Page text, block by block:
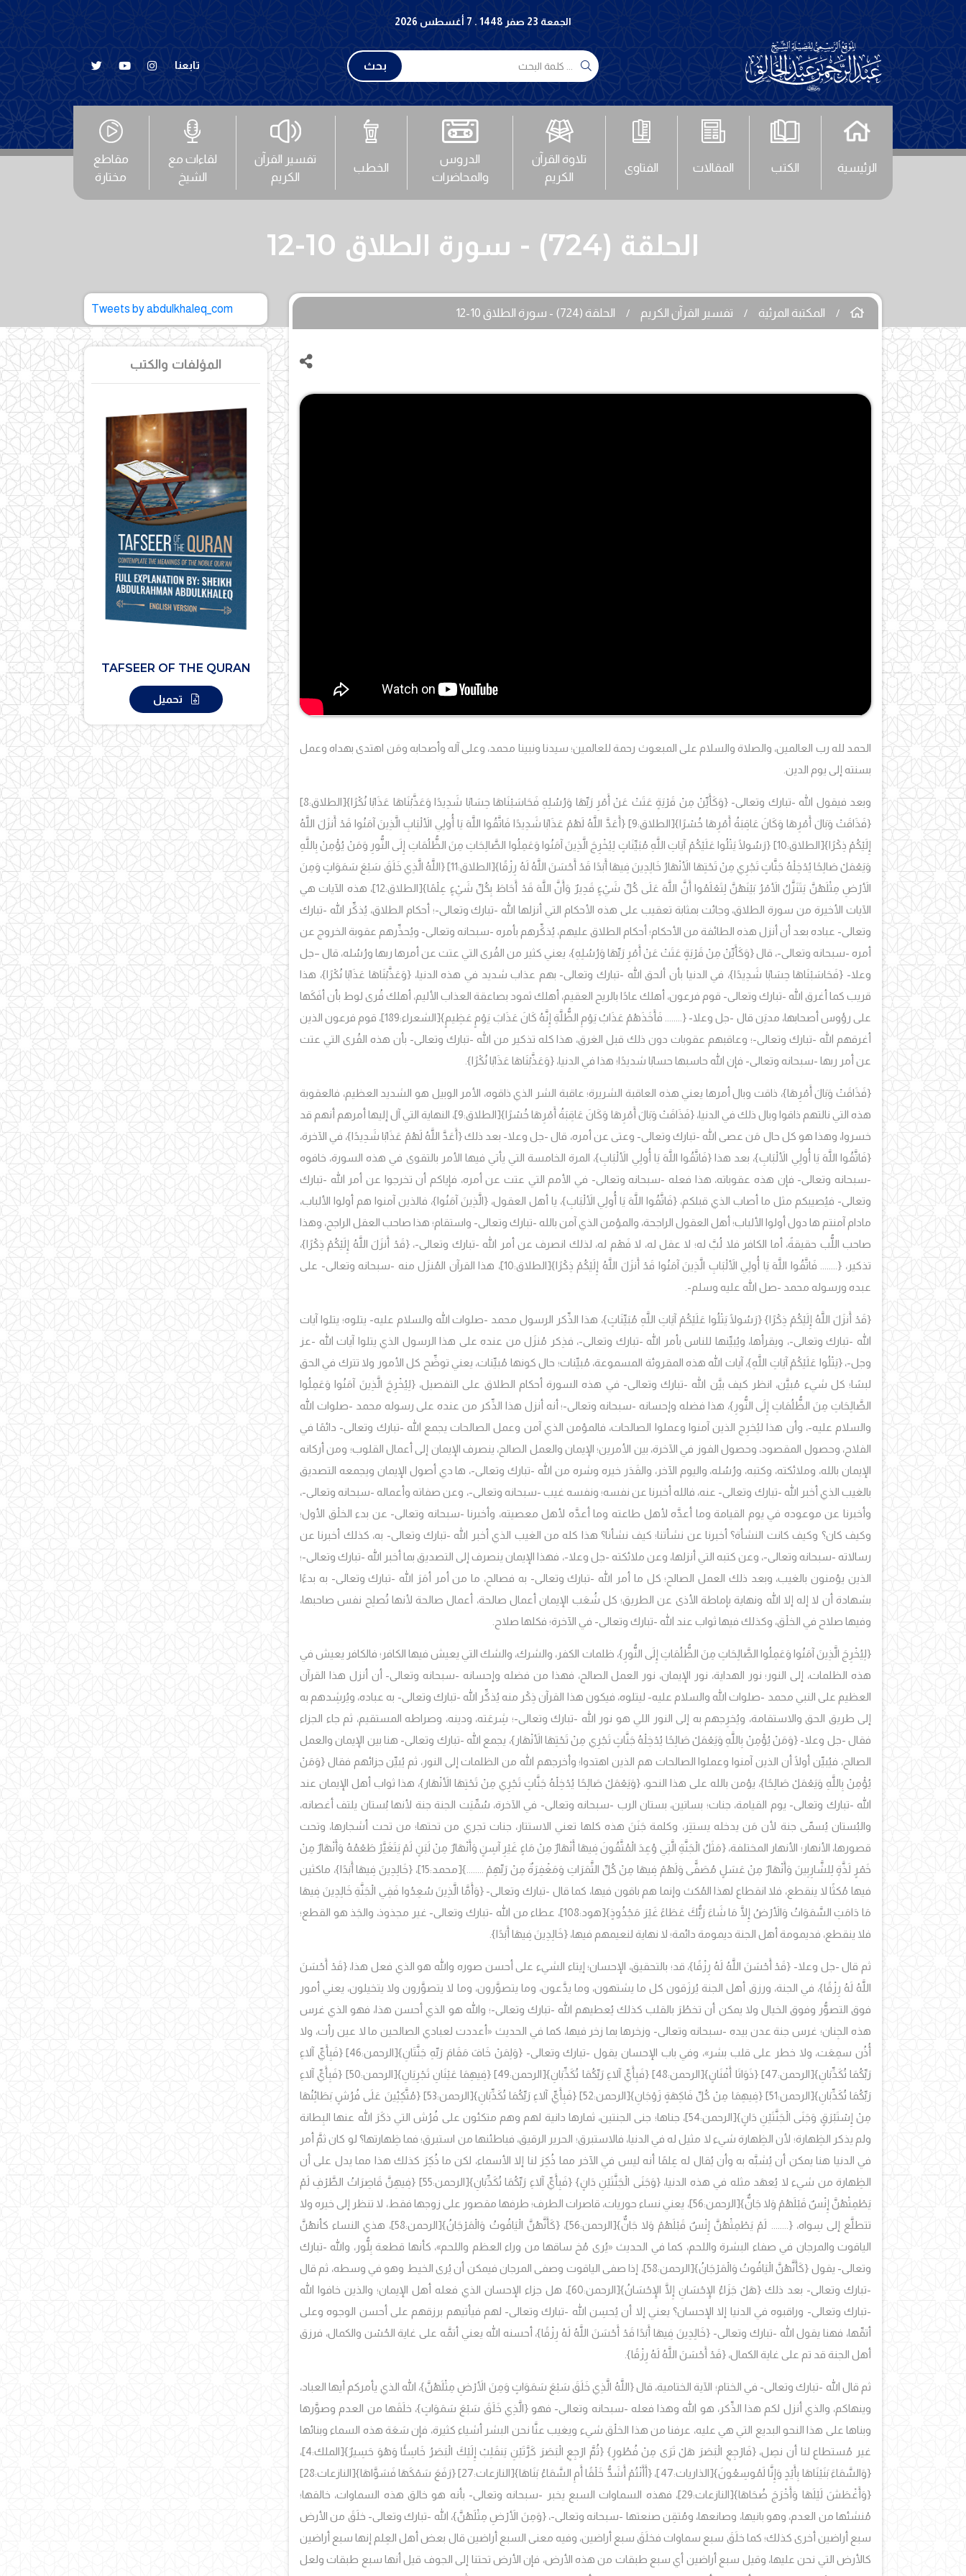
الجمعة 23 صفر 1448 . 7 أغسطس 2026
بحث تابعنا
الرئيسية الكتب المقالات الفتاوى
تلاوة القرآن
الكريم
الدروس
والمحاضرات
الخطب
تفسير القرآن
الكريم
لقاءات مع
الشيخ
مقاطع
مختارة
الحلقة (724) - سورة الطلاق 10-12
المكتبة المرئية تفسير القرآن الكريم الحلقة (724) - سورة الطلاق 10-12
الحمد لله رب العالمين، والصلاة والسلام على المبعوث رحمة للعالمين؛ سيدنا ونبينا محمد، وعلى آله وأصحابه ومَن اهتدى بهداه وعمل
بسنته إلى يوم الدين.
وبعد فيقول الله -تبارك وتعالى- {وَكَأَيِّنْ مِنْ قَرْيَةٍ عَتَتْ عَنْ أَمْرِ رَبِّهَا وَرُسُلِهِ فَحَاسَبْنَاهَا حِسَابًا شَدِيدًا وَعَذَّبْنَاهَا عَذَابًا نُكْرًا}[الطلاق:8]
{فَذَاقَتْ وَبَالَ أَمْرِهَا وَكَانَ عَاقِبَةُ أَمْرِهَا خُسْرًا}[الطلاق:9]
{أَعَدَّ اللَّهُ لَهُمْ عَذَابًا شَدِيدًا فَاتَّقُوا اللَّهَ يَا أُولِي الأَلْبَابِ الَّذِينَ آمَنُوا قَدْ أَنزَلَ اللَّهُ
إِلَيْكُمْ ذِكْرًا}[الطلاق:10]
{رَسُولًا يَتْلُوا عَلَيْكُمْ آيَاتِ اللَّهِ مُبَيِّنَاتٍ لِيُخْرِجَ الَّذِينَ آمَنُوا وَعَمِلُوا الصَّالِحَاتِ مِنَ الظُّلُمَاتِ إِلَى النُّورِ وَمَنْ يُؤْمِنْ بِاللَّهِ
وَيَعْمَلْ صَالِحًا يُدْخِلْهُ جَنَّاتٍ تَجْرِي مِنْ تَحْتِهَا الأَنْهَارُ خَالِدِينَ فِيهَا أَبَدًا قَدْ أَحْسَنَ اللَّهُ لَهُ رِزْقًا}[الطلاق:11]
{اللَّهُ الَّذِي خَلَقَ سَبْعَ سَمَوَاتٍ وَمِنَ
الأَرْضِ مِثْلَهُنَّ يَتَنَزَّلُ الأَمْرُ بَيْنَهُنَّ لِتَعْلَمُوا أَنَّ اللَّهَ عَلَى كُلِّ شَيْءٍ قَدِيرٌ وَأَنَّ اللَّهَ قَدْ أَحَاطَ بِكُلِّ شَيْءٍ عِلْمًا}
[الطلاق:12]، هذه الآيات هي
الآيات الأخيرة من سورة الطلاق، وجائت بمثابة تعقيب على هذه الأحكام التي أنزلها الله -تبارك وتعالى-؛ أحكام الطلاق، يُذكِّر الله -تبارك
وتعالى- عباده بعد أن أنزل هذه الطائفة من الأحكام؛ أحكام الطلاق عليهم، يُذكِّرهم بأمره -سبحانه وتعالى- ويُحذِّرهم عقوبة الخروج عن
أمره -سبحانه وتعالى-، قال{وَكَأَيِّنْ مِنْ قَرْيَةٍ عَتَتْ عَنْ أَمْرِ رَبِّهَا وَرُسُلِهِ}، يعني كثير من القُرى التي عتت عن أمرها ربها ورُسُله، قال –جل
وعلا- {فَحَاسَبْنَاهَا حِسَابًا شَدِيدًا}، في الدنيا بأن ألحق الله -تبارك وتعالى- بهم عذاب شديد في هذه الدنيا، {وَعَذَّبْنَاهَا عَذَابًا نُكْرًا}، هذا
قريب كما أغرق الله -تبارك وتعالى- قوم فرعون، أهلك عادًا بالريح العقيم، أهلك ثمود بصاعقة العذاب الأليم، أهلك قُرى لوط بأن أفَكَها
على رؤوس أصحابها، مديَن قال -جل وعلا- {........ فَأَخَذَهُمْ عَذَابُ يَوْمِ الظُّلَّةِ إِنَّهُ كَانَ عَذَابَ يَوْمٍ عَظِيمٍ}
[الشعراء:189]، قوم فرعون الذين
أغرقهم الله -تبارك وتعالى-؛ وعاقبهم عقوبات دون ذلك قبل الغرق، هذا كله تذكير من الله -تبارك وتعالى- بأن هذه القُرى التي عتت
عن أمر ربها -سبحانه وتعالى- فإن الله حاسبها حسابًا شديدًا؛ هذا في الدنيا، {وَعَذَّبْنَاهَا عَذَابًا نُكْرًا}.
{فَذَاقَتْ وَبَالَ أَمْرِهَا}، ذاقت وبال أمرها يعني هذه العاقبة الشريرة؛ عاقبة الشر الذي ذاقوه، الأمر الوبيل هو الشديد العظيم، فالعقوبة
هذه التي نالتهم ذاقوا وبال ذلك في الدنيا، {فَذَاقَتْ وَبَالَ أَمْرِهَا وَكَانَ عَاقِبَةُ أَمْرِهَا خُسْرًا}
[الطلاق:9]، النهاية التي آل إليها أمرهم أنهم قد
خسروا، وهذا هو كل حال مَن عصى الله -تبارك وتعالى- وعتى عن أمره، قال -جل وعلا- بعد ذلك{أَعَدَّ اللَّهُ لَهُمْ عَذَابًا شَدِيدًا}، في الآخرة،
{فَاتَّقُوا اللَّهَ يَا أُولِي الأَلْبَابِ}، بعد هذا {فَاتَّقُوا اللَّهَ يَا أُولِي الأَلْبَابِ}، المرة الخامسة التي يأتي فيها الأمر بالتقوى في هذه السورة، خافوه
-سبحانه وتعالى- فإن هذه عقوباته، هذا فعله -سبحانه وتعالى- في الأمم التي عتت عن أمره، فإياكم أن تخرجوا عن أمر الله -تبارك
وتعالى- فيُصيبكم مثل ما أصاب الذي قبلكم، {فَاتَّقُوا اللَّهَ يَا أُولِي الأَلْبَابِ}، يا أهل العقول، {الَّذِينَ آمَنُوا}، فالذين آمنوا هم أولوا الألباب،
مادام آمنتم ها دول أولوا الألباب؛ أهل العقول الراجحة، والمؤمن الذي آمن بالله -تبارك وتعالى- واستقام؛ هذا صاحب العقل الراجح، وهذا
صاحب اللُّب حقيقةً، أما الكافر فلا لُبَّ له؛ لا عقل له، لا فَهْم له، لذلك انصرف عن أمر الله -تبارك وتعالى-، {قَدْ أَنزَلَ اللَّهُ إِلَيْكُمْ ذِكْرًا}،
تذكير، {........ فَاتَّقُوا اللَّهَ يَا أُولِي الأَلْبَابِ الَّذِينَ آمَنُوا قَدْ أَنزَلَ اللَّهُ إِلَيْكُمْ ذِكْرًا}
[الطلاق:10]، هذا القرآن المُنزَل منه -سبحانه وتعالى- على
عبده ورسوله محمد -صل الله عليه وسلم-.
{قَدْ أَنزَلَ اللَّهُ إِلَيْكُمْ ذِكْرًا} {رَسُولًا يَتْلُوا عَلَيْكُمْ آيَاتِ اللَّهِ مُبَيِّنَاتٍ}، هذا الذِّكر الرسول محمد -صلوات الله والسلام عليه- يتلوه؛ يتلوا آيات
الله -تبارك وتعالى-، ويقرأها، ويُبيِّنها للناس بأمر الله -تبارك وتعالى-، فذِكر مُنزَل من عنده على هذا الرسول الذي يتلوا آيات الله -عز
وجل-، {يَتْلُوا عَلَيْكُمْ آيَاتِ اللَّهِ}، آيات الله هذه المقروئة المسموعة، مُبيِّنات؛ حال كونها مُبيِّنات، يعني توضِّح كل الأمور ولا تترك في الحق
لبسًا؛ كل شيء مُبيَّن، انظر كيف بيَّن الله -تبارك وتعالى- في هذه السورة أحكام الطلاق على التفصيل، {لِيُخْرِجَ الَّذِينَ آمَنُوا وَعَمِلُوا
الصَّالِحَاتِ مِنَ الظُّلُمَاتِ إِلَى النُّورِ}، هذا فضله وإحسانه -سبحانه وتعالى-؛ أنه أنزل هذا الذِّكر من عنده على رسوله محمد -صلوات الله
والسلام عليه-، وأن هذا ليُخرِج الذين آمنوا وعملوا الصالحات، فالمؤمن الذي آمن وعمل الصالحات يجمع الله -تبارك وتعالى- دائمًا في
الفلاح، وحصول المقصود، وحصول الفوز في الآخرة، بين الأمرين؛ الإيمان والعمل الصالح، ينصرف الإيمان إلى أعمال القلوب؛ ومن أركانه
الإيمان بالله، وملائكته، وكتبه، ورُسُله، واليوم الآخر، والقَدَر خيره وشره من الله -تبارك وتعالى-، ها دي أصول الإيمان ويجمعه التصديق
بالغيب الذي أخبر الله -تبارك وتعالى- عنه، فالله أخبرنا عن نفسه؛ ونفسه غيب -سبحانه وتعالى-، وعن صفاته وأعماله -سبحانه وتعالى-،
وأخبرنا عن موعوده في يوم القيامة وما أعدَّه لأهل طاعته وما أعدَّه لأهل معصيته، وأخبرنا -سبحانه وتعالى- عن بدء الخلْق الأول؛
وكيف كان؟ وكيف كانت النشأة؟ أخبرنا عن نشأتنا؛ كيف نشأنا؟ هذا كله من الغيب الذي أخبر الله -تبارك وتعالى- به، كذلك أخبرنا عن
رسالاته -سبحانه وتعالى-، وعن كتبه التي أنزلها، وعن ملائكته -جل وعلا-، فهذا الإيمان ينصرف إلى التصديق بما أخبر الله -تبارك وتعالى-؛
الذين يؤمنون بالغيب، وبعد ذلك العمل الصالح؛ كل ما أمر الله -تبارك وتعالى- به فصالح، ما من أمر أمَرَ الله -تبارك وتعالى- به بدءًا
بشهادة أن لا إله إلا الله ونهاية بإماطة الأذى عن الطريق؛ كل شُعَب الإيمان أعمال صالحة، أعمال صالحة لأنها تُصلِح نفس صاحبها،
وفيها صلاح في الخلْق، وكذلك فيها ثواب عند الله -تبارك وتعالى- في الآخرة؛ فكلها صلاح.
{لِيُخْرِجَ الَّذِينَ آمَنُوا وَعَمِلُوا الصَّالِحَاتِ مِنَ الظُّلُمَاتِ إِلَى النُّورِ}، ظلمات الكفر، والشرك، والشك التي يعيش فيها الكافر؛ فالكافر يعيش في
هذه الظلمات، إلى النور؛ نور الهداية، نور الإيمان، نور العمل الصالح، فهذا من فضله وإحسانه -سبحانه وتعالى- أن أنزل هذا القرآن
العظيم على النبي محمد -صلوات الله والسلام عليه- ليتلوه، فيكون هذا القرآن ذِكْر منه يُذكِّر الله -تبارك وتعالى- به عباده، ويُرشِدهم به
إلى طريق الحق والاستقامة، ويُخرِجهم به إلى النور اللي هو نور الله -تبارك وتعالى-؛ شِرعَته، ودينه، وصراطه المستقيم، ثم جاء الجزاء
فقال -جل وعلا- {وَمَنْ يُؤْمِنْ بِاللَّهِ وَيَعْمَلْ صَالِحًا يُدْخِلْهُ جَنَّاتٍ تَجْرِي مِنْ تَحْتِهَا الأَنْهَار}، يجمع الله -تبارك وتعالى- هنا بين الإيمان والعمل
الصالح، فيُبيِّن أولًا أن الذين آمنوا وعملوا الصالحات هم الذين اهتدوا؛ وأخرجهم الله من الظلمات إلى النور، ثم يُبيِّن جزائهم فقال {وَمَنْ
يُؤْمِنْ بِاللَّهِ وَيَعْمَلْ صَالِحًا}، يؤمن بالله على هذا النحو، {وَيَعْمَلْ صَالِحًا يُدْخِلْهُ جَنَّاتٍ تَجْرِي مِنْ تَحْتِهَا الأَنْهَار}، هذا ثواب أهل الإيمان عند
الله -تبارك وتعالى- يوم القيامة، جنات؛ بساتين، بستان الرب -سبحانه وتعالى- في الآخرة، سُمِّيَت الجنة جنة لأنها بُستان يلتف أغصانه،
والبُستان يُسمّى جنة لأن مَن يدخله يستتِر، وكلمة جَنَنَ هذه كلها تعني الاستتار، جنات تجري من تحتها؛ من تحت أشجارها، وتحت
قصورها، الأنهار؛ الأنهار المختلفة، {مَثَلُ الْجَنَّةِ الَّتِي وُعِدَ الْمُتَّقُونَ فِيهَا أَنْهَارٌ مِنْ مَاءٍ غَيْرِ آسِنٍ وَأَنْهَارٌ مِنْ لَبَنٍ لَمْ يَتَغَيَّرْ طَعْمُهُ وَأَنْهَارٌ مِنْ
خَمْرٍ لَذَّةٍ لِلشَّارِبِينَ وَأَنْهَارٌ مِنْ عَسَلٍ مُصَفًّى وَلَهُمْ فِيهَا مِنْ كُلِّ الثَّمَرَاتِ وَمَغْفِرَةٌ مِنْ رَبِّهِمْ ........}[محمد:15]،
{خَالِدِينَ فِيهَا أَبَدًا}، ماكثين
فيها مُكثًا لا ينقطع، فلا انقطاع لهذا المُكث وإنما هم باقون فيها، كما قال -تبارك وتعالى- {وَأَمَّا الَّذِينَ سُعِدُوا فَفِي الْجَنَّةِ خَالِدِينَ فِيهَا
مَا دَامَتِ السَّمَوَاتُ وَالأَرْضُ إِلَّا مَا شَاءَ رَبُّكَ عَطَاءً غَيْرَ مَجْذُوذٍ}
[هود:108]، عطاء من الله -تبارك وتعالى- غير مجذوذ، والجَذ هو القطع؛
فلا ينقطع، فديمومة أهل الجنة ديمومة دائمة؛ لا نهاية لنعيمهم فيها، {خَالِدِينَ فِيهَا أَبَدًا}.
ثم قال -جل وعلا- {قَدْ أَحْسَنَ اللَّهُ لَهُ رِزْقًا}، قد؛ بالتحقيق، الإحسان؛ إيتاء الشيء على أحسن صوره والله هو الذي فعل هذا، {قَدْ أَحْسَنَ
اللَّهُ لَهُ رِزْقًا}، في الجنة، ورزق أهل الجنة يُرزَقون كل ما يشتهون، وما يدَّعون، وما يتصوَّرون، وما لا يتصوَّرون ولا يتخيلون، يعني أمور
فوق التصوُّر وفوق الخيال ولا يمكن أن تخطُرَ بالقلب كذلك يُعطيهم الله -تبارك وتعالى-؛ والله هو الذي أحسن هذا، فهو الذي غرس
هذه الجِنان؛ غرس جنة عدن بيده -سبحانه وتعالى- وزخرها بما زخر فيها، كما في الحديث «أعددت لعبادي الصالحين ما لا عين رأت، ولا
أُذُن سمِعَت، ولا خطر على قلب بشر»، وفي باب الإحسان يقول -تبارك وتعالى- {وَلِمَنْ خَافَ مَقَامَ رَبِّهِ جَنَّتَانِ}[الرحمن:46]
{فَبِأَيِّ آلاءِ
رَبِّكُمَا تُكَذِّبَانِ}[الرحمن:47] {ذَوَاتَا أَفْنَانٍ}[الرحمن:48] {فَبِأَيِّ آلاءِ رَبِّكُمَا تُكَذِّبَانِ}[الرحمن:49] {فِيهِمَا عَيْنَانِ تَجْرِيَانِ}[الرحمن:50]
{فَبِأَيِّ آلاءِ
رَبِّكُمَا تُكَذِّبَانِ}[الرحمن:51] {فِيهِمَا مِنْ كُلِّ فَاكِهَةٍ زَوْجَانِ}[الرحمن:52] {فَبِأَيِّ آلاءِ رَبِّكُمَا تُكَذِّبَانِ}[الرحمن:53]
{مُتَّكِئِينَ عَلَى فُرُشٍ بَطَائِنُهَا
مِنْ إِسْتَبْرَقٍ وَجَنَى الْجَنَّتَيْنِ دَانٍ}
[الرحمن:54]، جناها؛ جنى الجنتين، ثمارها دانية لهم وهم متكئون على فُرُش التي ذكَرَ الله عنها البِطانة
ولم يذكر الظِهارة؛ لأن الظِهارة شيء لا مثيل له في الدنيا، فالاستبرق؛ الحرير الرقيق، فباطئنها من استبرق؛ فما ظِهارتها؟ لو كان ثمَّ أمر
في الدنيا هنا يمكن أن يُشبَّه به وأن يُقال له عِلمًا أنه ليس في الآخر مما ذُكِرَ لنا إلا الأسماء، لكن ما ذُكِرَ كذلك هذا مما يدل على أن
الظِهارة من شيء لا يُعهَد مثله في هذه الدنيا،{وَجَنَى الْجَنَّتَيْنِ دَانٍ} {فَبِأَيِّ آلاءِ رَبِّكُمَا تُكَذِّبَانِ}[الرحمن:55]
{فِيهِنَّ قَاصِرَاتُ الطَّرْفِ لَمْ
يَطْمِثْهُنَّ إِنْسٌ قَبْلَهُمْ وَلا جَانٌّ}
[الرحمن:56]، يعني نساء حوريات، قاصرات الطرف؛ طرفها مقصور على زوجها فقط، لا تنظر إلى خيره ولا
تتطلَّع إلى سِواه،{........ لَمْ يَطْمِثْهُنَّ إِنْسٌ قَبْلَهُمْ وَلا جَانٌّ}[الرحمن:56]، {كَأَنَّهُنَّ الْيَاقُوتُ وَالْمَرْجَانُ}
[الرحمن:58]، هذي النساء كأنهُنَّ
الياقوت والمرجان في صفاء البشرة واللحم، كما في الحديث «يُرى مُخ ساقها من وراء العظم واللحم»، كأنها قطعة بِلُّور، والله -تبارك
وتعالى- يقول {كَأَنَّهُنَّ الْيَاقُوتُ وَالْمَرْجَانُ}
[الرحمن:58]، إذا صفى الياقوت وصفى المرجان فيمكن أن يُرى الخيط وهو في وسطه، ثم قال
-تبارك وتعالى- بعد ذلك {هَلْ جَزَاءُ الإِحْسَانِ إِلَّا الإِحْسَانُ}
[الرحمن:60]، هل جزاء الإحسان الذي فعله أهل الإيمان؛ والذين خافوا الله
-تبارك وتعالى- وراقبوه في الدنيا إلا الإحسان؟ يعني إلا أن يُحسِن الله -تبارك وتعالى- لهم فيأتيهم برزقهم على أحسن الوجوه وعلى
أتمِّها، فهنا يقول الله -تبارك وتعالى- {خَالِدِينَ فِيهَا أَبَدًا قَدْ أَحْسَنَ اللَّهُ لَهُ رِزْقًا}، أحسنه الله يعني أتمَّه على غاية الحُسْن والكمال، فرزق
أهل الجنة قد تم على غاية الكمال، {قَدْ أَحْسَنَ اللَّهُ لَهُ رِزْقًا}.
ثم قال الله -تبارك وتعالى- في الختام؛ الآية الختامية، قال {اللَّهُ الَّذِي خَلَقَ سَبْعَ سَمَوَاتٍ وَمِنَ الأَرْضِ مِثْلَهُنَّ}، الله الذي يأمركم أيها العباد،
وينهاكم، والذي أنزل لكم هذا الذِّكر، هو الله وهذا فعله -سبحانه وتعالى- فهو {الَّذِي خَلَقَ سَبْعَ سَمَوَاتٍ}، خلَقَها من العدم وصوَّرها
وبناها على هذا النحو البديع التي هي عليه، عرفنا من هذا الخلْق شيء ويغيب عنَّا نحن البشر أشياء كثيرة، فإن سَعَة هذه السماء وبنائها
غير مُستطاع لنا أن نصِل، {فَارْجِعِ الْبَصَرَ هَلْ تَرَى مِنْ فُطُورٍ} {ثُمَّ ارْجِعِ الْبَصَرَ كَرَّتَيْنِ يَنقَلِبْ إِلَيْكَ الْبَصَرُ خَاسِئًا وَهُوَ حَسِيرٌ}[الملك:4]،
{وَالسَّمَاءَ بَنَيْنَاهَا بِأَيْدٍ وَإِنَّا لَمُوسِعُونَ}[الذاريات:47]، {أَأَنْتُمْ أَشَدُّ خَلْقًا أَمِ السَّمَاءُ بَنَاهَا}[النازعات:27] {رَفَعَ سَمْكَهَا فَسَوَّاهَا}[النازعات:28]
{وَأَغْطَشَ لَيْلَهَا وَأَخْرَجَ ضُحَاهَا}
[النازعات:29]، فهذه السماوات السبع يخبر -سبحانه وتعالى- بأنه هو خالق هذه السماوات، خالقها؛
مُنشئها من العدم، وهو بانيها، وصانعها، ومُتقِن صنعتها -سبحانه وتعالى-،{وَمِنَ الأَرْضِ مِثْلَهُنَّ}، الله -تبارك وتعالى- خلَقَ من الأرض
سبع أراضين أخرى كذلك؛ كما خلَقَ سبع سماوات فخلَقَ سبع أراضين، وفيه معنى السبع أراضين قال بعض أهل العِلم إنها سبع أراضين
كالأرض التي نحن عليها، وقيل سبع أراضين أي سبع طبقات من هذه الأرض، فإن الأرض تحتنا إلى الجوف قيل أنها سبع طبقات ولعل
Tweets by abdulkhaleq_com
المؤلفات والكتب
TAFSEER OF THE QURAN
تحميل